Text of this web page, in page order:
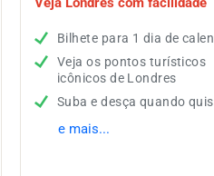
Bilhete para 1 dia de
Veja os pontos turísticos
icônicos de Londres
Suba e desça quando
e mais...